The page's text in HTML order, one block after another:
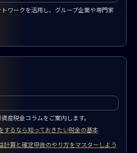
ワークを活用し、グループ企業や専門家
産税金コラムをご案内します。
するなら知っておきたい税金の基本
計算と確定申告のやり方をマスターしよう